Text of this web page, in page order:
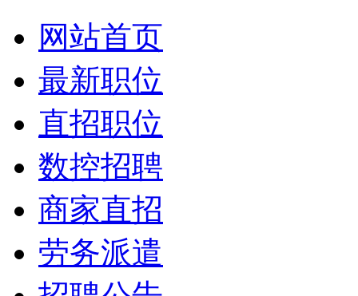
网站首页
最新职位
直招职位
数控招聘
商家直招
劳务派遣